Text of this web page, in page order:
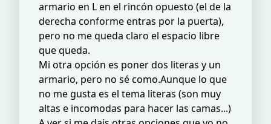
armario en L en el rincón opuesto (el de la
derecha conforme entras por la puerta),
pero no me queda claro el espacio libre
que queda.
Mi otra opción es poner dos literas y un
armario, pero no sé como.Aunque lo que
no me gusta es el tema literas (son muy
altas e incomodas para hacer las camas...)